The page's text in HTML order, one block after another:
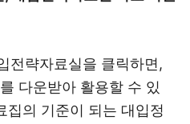
전략자료실을 클릭하면,
다운받아 활용할 수 있
집의 기준이 되는 대입정